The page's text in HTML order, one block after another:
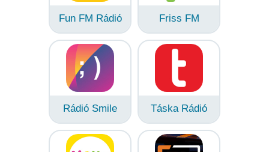
Fun FM Rádió Friss FM
Rádió Smile Táska Rádió